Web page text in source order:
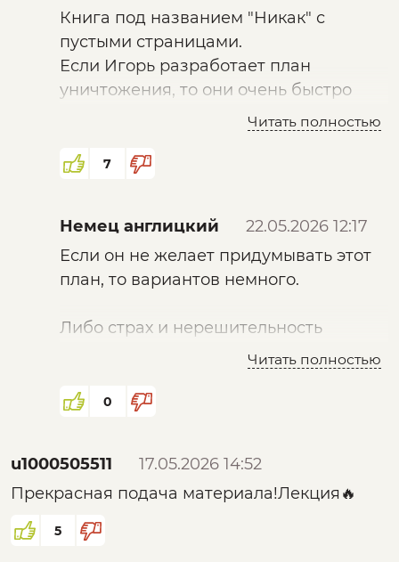
Книга под названием "Никак" с
пустыми страницами.
Если Игорь разработает план
уничтожения, то они очень быстро
реализуют план уничтожения Игоря ))
Читать полностью
7
Немец англицкий
22.05.2026 12:17
Если он не желает придумывать этот
план, то вариантов немного.
Либо страх и нерешительность
недают, либо слова были пустыми и
выпусках.
Он труднее, но честнее. Я надеюсь что
этот план у него есть и он его
реализует.
Читать полностью
0
u1000505511
17.05.2026 14:52
Прекрасная подача материала!Лекция🔥
5